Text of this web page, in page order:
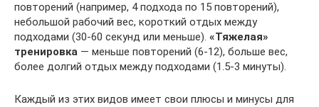
повторений (например, 4 подхода по 15 повторений),
небольшой рабочий вес, короткий отдых между
подходами (30-60 секунд или меньше). «Тяжелая»
тренировка — меньше повторений (6-12), больше вес,
более долгий отдых между подходами (1.5-3 минуты).
Каждый из этих видов имеет свои плюсы и минусы для